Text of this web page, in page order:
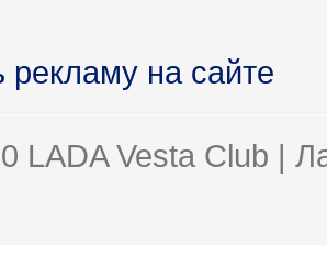
рекламу на сайте
LADA Vesta Club |